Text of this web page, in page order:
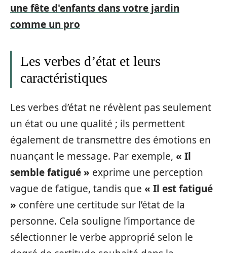
une fête d'enfants dans votre jardin
comme un pro
Les verbes d’état et leurs
caractéristiques
Les verbes d’état ne révèlent pas seulement
un état ou une qualité ; ils permettent
également de transmettre des émotions en
nuançant le message. Par exemple, « Il
semble fatigué » exprime une perception
vague de fatigue, tandis que « Il est fatigué
» confère une certitude sur l’état de la
personne. Cela souligne l’importance de
sélectionner le verbe approprié selon le